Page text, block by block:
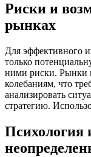
Риски и
рынках
Для эффективного
только
ними риски. Рынки
колебаниям, что
анализировать
стратегию.
Психология